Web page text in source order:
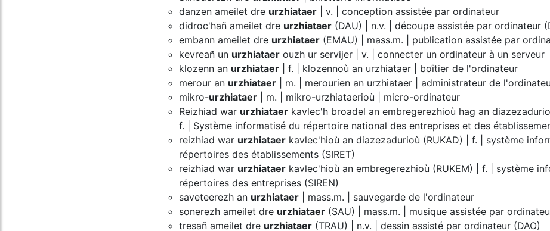
danzen ameilet dre urzhiataer | v. | conception assistée par ordinateur
didroc'hañ ameilet dre urzhiataer (DAU) | n.v. | découpe assistée par ordinateur
embann ameilet dre urzhiataer (EMAU) | mass.m. | publication assistée par
kevreañ un urzhiataer ouzh ur servijer | v. | connecter un ordinateur à un serveur
klozenn an urzhiataer | f. | klozennoù an urzhiataer | boîtier de l'ordinateur
merour an urzhiataer | m. | merourien an urzhiataer | administrateur de
mikro-urzhiataer | m. | mikro-urzhiataerioù | micro-ordinateur
Reizhiad war urzhiataer kavlec'h broadel an embregerezhioù hag an
f. | Système informatisé du répertoire national des entreprises et des
reizhiad war urzhiataer kavlec'hioù an diazezadurioù (RUKAD) | f. | système
répertoires des établissements (SIRET)
reizhiad war urzhiataer kavlec'hioù an embregerezhioù (RUKEM) | f. | système
répertoires des entreprises (SIREN)
saveteerezh an urzhiataer | mass.m. | sauvegarde de l'ordinateur
sonerezh ameilet dre urzhiataer (SAU) | mass.m. | musique assistée par
tresañ ameilet dre urzhiataer (TRAU) | n.v. | dessin assisté par ordinateur (DAO)